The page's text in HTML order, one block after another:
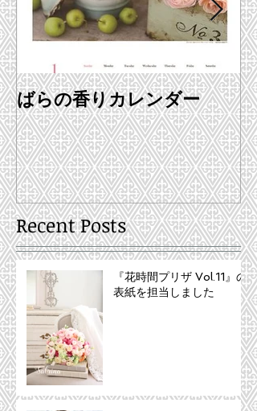
Recent Posts
ばらの香りカレンダー
♪
『花時間プリザ Vol.11』の
表紙を担当しました